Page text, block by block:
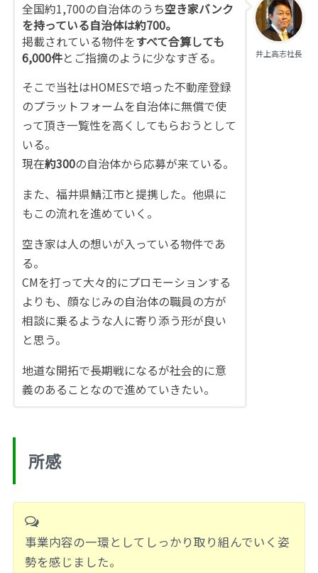
井上高志社長
全国約1,700の自治体のうち空き家バンク
を持っている自治体は約700。
掲載されている物件をすべて合算しても
6,000件とご指摘のように少なすぎる。
そこで当社はHOMESで培った不動産登録
のプラットフォームを自治体に無償で使
って頂き一覧性を高くしてもらおうとして
いる。
現在約300の自治体から応募が来ている。
また、福井県鯖江市と提携した。他県に
もこの流れを進めていく。
空き家は人の想いが入っている物件であ
る。
CMを打って大々的にプロモーションする
よりも、顔なじみの自治体の職員の方が
相談に乗るような人に寄り添う形が良い
と思う。
地道な開拓で長期戦になるが社会的に意
義のあることなので進めていきたい。
所感
事業内容の一環としてしっかり取り組んでいく姿
勢を感じました。